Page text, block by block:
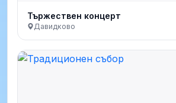
Тържествен концерт
Давидково